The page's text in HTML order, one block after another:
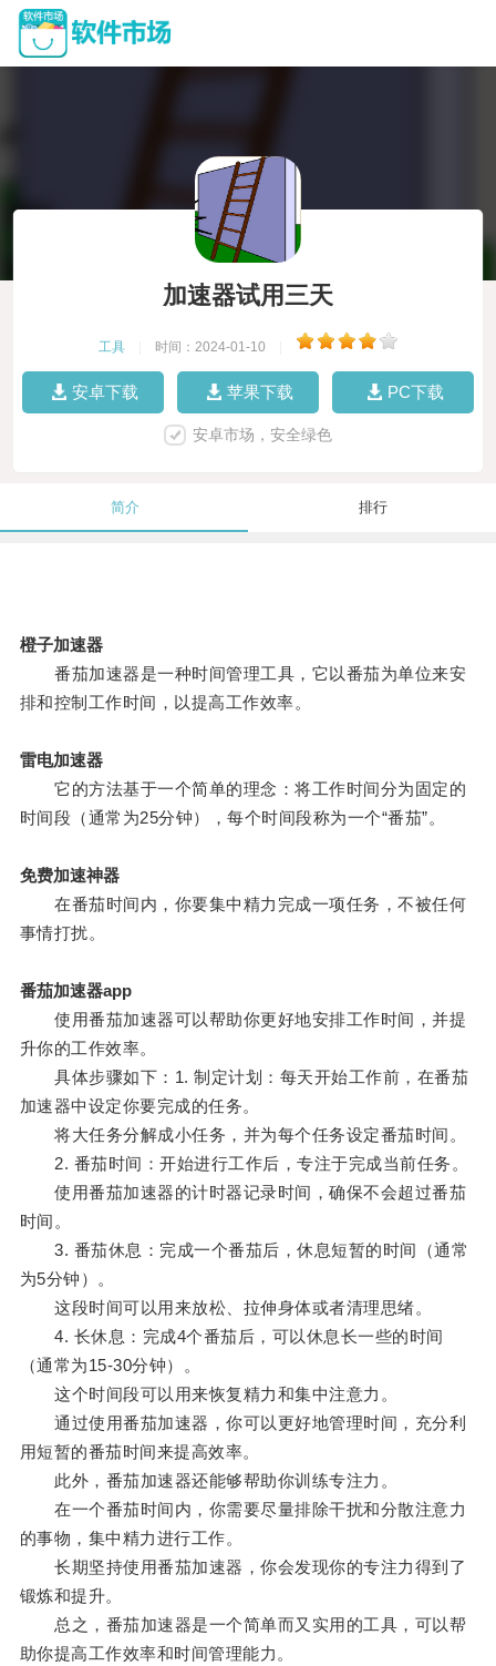
加速器试用三天
工具 时间：2024-01-10
安卓下载 苹果下载 PC下载
安卓市场，安全绿色
简介 排行
橙子加速器
番茄加速器是一种时间管理工具，它以番茄为单位来安
排和控制工作时间，以提高工作效率。
雷电加速器
它的方法基于一个简单的理念：将工作时间分为固定的
时间段（通常为25分钟），每个时间段称为一个“番茄”。
免费加速神器
在番茄时间内，你要集中精力完成一项任务，不被任何
事情打扰。
番茄加速器app
使用番茄加速器可以帮助你更好地安排工作时间，并提
升你的工作效率。
具体步骤如下：1. 制定计划：每天开始工作前，在番茄
加速器中设定你要完成的任务。
将大任务分解成小任务，并为每个任务设定番茄时间。
2. 番茄时间：开始进行工作后，专注于完成当前任务。
使用番茄加速器的计时器记录时间，确保不会超过番茄
时间。
3. 番茄休息：完成一个番茄后，休息短暂的时间（通常
为5分钟）。
这段时间可以用来放松、拉伸身体或者清理思绪。
4. 长休息：完成4个番茄后，可以休息长一些的时间
（通常为15-30分钟）。
这个时间段可以用来恢复精力和集中注意力。
通过使用番茄加速器，你可以更好地管理时间，充分利
用短暂的番茄时间来提高效率。
此外，番茄加速器还能够帮助你训练专注力。
在一个番茄时间内，你需要尽量排除干扰和分散注意力
的事物，集中精力进行工作。
长期坚持使用番茄加速器，你会发现你的专注力得到了
锻炼和提升。
总之，番茄加速器是一个简单而又实用的工具，可以帮
助你提高工作效率和时间管理能力。